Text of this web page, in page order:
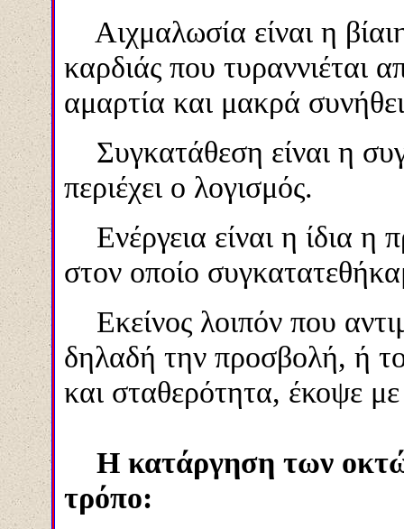
Αιχμαλωσία είναι η
καρδιάς που τυραννιέται
αμαρτία και μακρά
Συγκατάθεση είναι η
περιέχει ο λογισμός.
Ενέργεια είναι η ίδια η
στον οποίο
Εκείνος λοιπόν που
δηλαδή την προσβολή, ή
και σταθερότητα, έκοψε
Η κατάργηση των οκτώ
τρόπο: